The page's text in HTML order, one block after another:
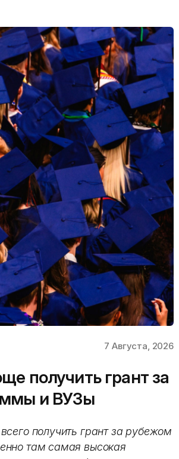
7 Августа, 2026
получить грант за
и ВУЗы
получить грант за рубежом
там самая высокая